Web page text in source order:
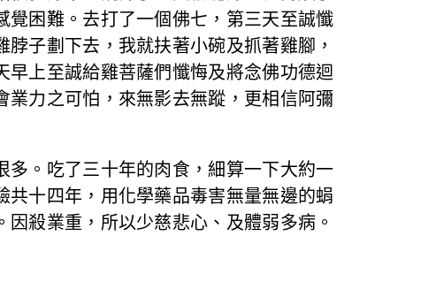
困難。去打了一個佛七，第三天至誠懺
子劃下去，我就扶著小碗及抓著雞腳，
上至誠給雞菩薩們懺悔及將念佛功德迴
力之可怕，來無影去無蹤，更相信阿彌
。吃了三十年的肉食，細算一下大約一
十四年，用化學藥品毒害無量無邊的蜎
殺業重，所以少慈悲心、及體弱多病。